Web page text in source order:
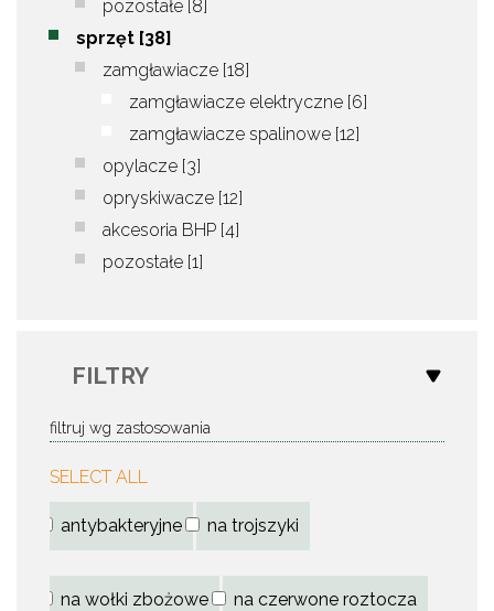
pozostałe [8]
sprzęt [38]
zamgławiacze [18]
zamgławiacze elektryczne [6]
zamgławiacze spalinowe [12]
opylacze [3]
opryskiwacze [12]
akcesoria BHP [4]
pozostałe [1]
FILTRY
filtruj wg zastosowania
SELECT ALL
antybakteryjne na trojszyki
na wołki zbożowe na czerwone roztocza